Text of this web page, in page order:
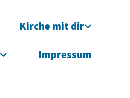
Kirche mit dir
Impressum